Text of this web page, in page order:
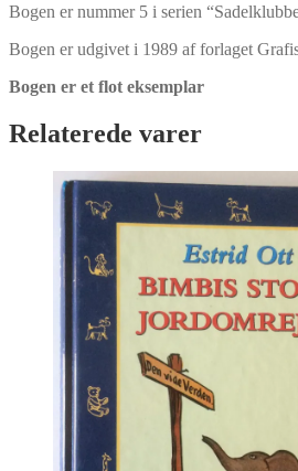
Bogen er nummer 5 i serien
Bogen er udgivet i 1989 af forlaget
Bogen er et flot eksemplar
Relaterede varer